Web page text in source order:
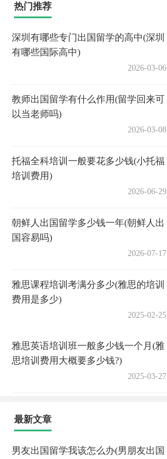
热门推荐
深圳有哪些专门出国留学的高中(深圳
有哪些国际高中)
2026-03-06
教师出国留学有什么作用(留学回来可
以当老师吗)
2026-03-08
托福全科培训一般要花多少钱(小托福
培训费用)
2026-06-29
朝鲜人出国留学多少钱一年(朝鲜人出
国容易吗)
2026-07-17
雅思课程培训考满分多少(雅思的培训
费用是多少)
2025-02-25
雅思英语培训班一般多少钱一个月(雅
思培训费用大概要多少钱?)
2025-03-27
最新文章
男友出国留学我该怎么办(男朋友出国